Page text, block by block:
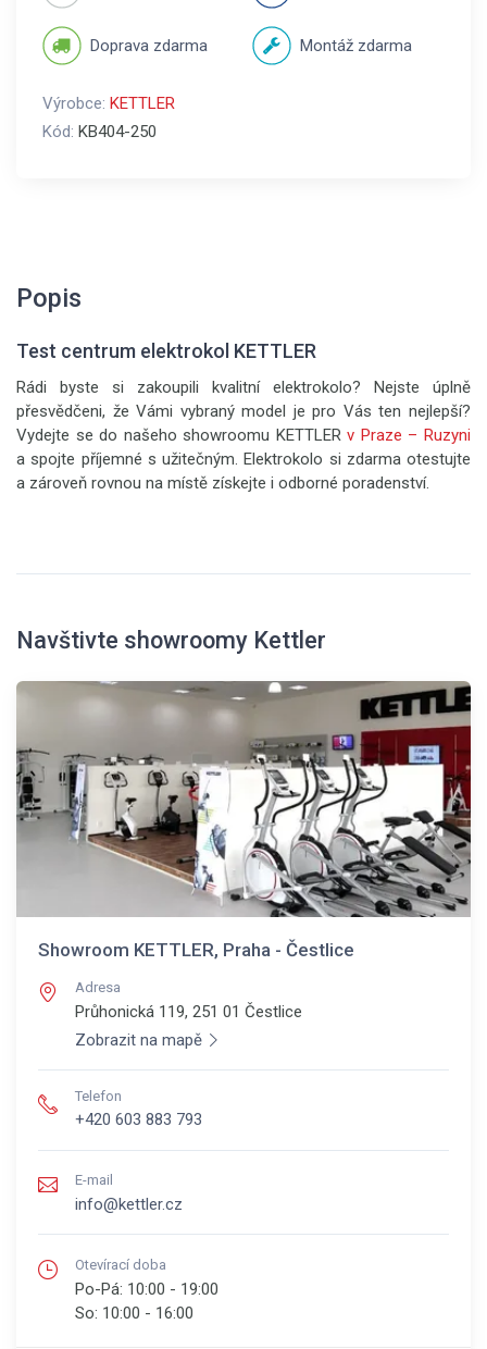
Doprava zdarma Montáž zdarma
Výrobce: KETTLER
Kód: KB404-250
Popis
Test centrum elektrokol KETTLER
Rádi byste si zakoupili kvalitní elektrokolo? Nejste úplně
přesvědčeni, že Vámi vybraný model je pro Vás ten nejlepší?
Vydejte se do našeho showroomu KETTLERv Praze – Ruzyni
a spojte příjemné s užitečným. Elektrokolo si zdarma otestujte
a zároveň rovnou na místě získejte i odborné poradenství.
Navštivte showroomy Kettler
Showroom KETTLER, Praha - Čestlice
Adresa
Průhonická 119, 251 01 Čestlice
Zobrazit na mapě
Telefon
+420 603 883 793
E-mail
info@kettler.cz
Otevírací doba
Po-Pá: 10:00 - 19:00
So: 10:00 - 16:00